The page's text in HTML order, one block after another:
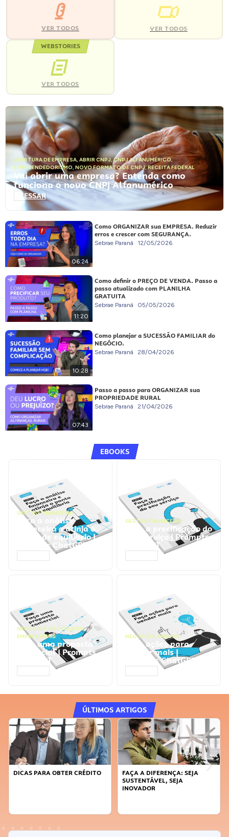
VER TODOS VER TODOS
WEBSTORIES
VER TODOS
ABERTURA DE EMPRESA, ABRIR CNPJ,CNPJ ALFANUMÉRICO,
EMPREENDEDORISMO, NOVO FORMATO DE CNPJ,RECEITA FEDERAL
Vai abrir uma empresa? Entenda como
funciona o novo CNPJ Alfanumérico
ACESSAR
06:24
Como ORGANIZAR sua EMPRESA. Reduzir
erros e crescer com SEGURANÇA.
Sebrae Paraná 12/05/2026
11:20
Como definir o PREÇO DE VENDA. Passo a
passo atualizado com PLANILHA
GRATUITA
Sebrae Paraná 05/05/2026
10:28
Como planejar a SUCESSÃO FAMILIAR do
NEGÓCIO.
Sebrae Paraná 28/04/2026
07:43
Passo a passo para ORGANIZAR sua
PROPRIEDADE RURAL
Sebrae Paraná 21/04/2026
EBOOKS
GESTÃO FINANCEIRA
Faça a análise
financeira e atinja o
ponto de equilíbrio |
Prompts ChatGPT
GESTÃO FINANCEIRA
Faça a precificação do
seu serviço | Prompts
ChatGPT
NEGÓCIOS, PROCESSOS
EMPRESARIAIS
Faça uma proposta
comercial | Prompts
ChatGPT
NEGÓCIOS, VENDAS
Faça ações para
vender mais |
Prompts ChatGPT
ÚLTIMOS ARTIGOS
DICAS PARA OBTER CRÉDITO
FAÇA A DIFERENÇA: SEJA
SUSTENTÁVEL, SEJA
INOVADOR